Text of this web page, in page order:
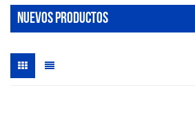
Nuevos Productos